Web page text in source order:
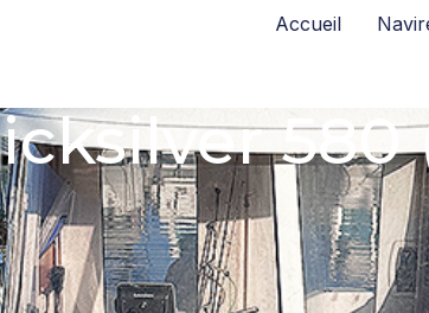
Accueil
580